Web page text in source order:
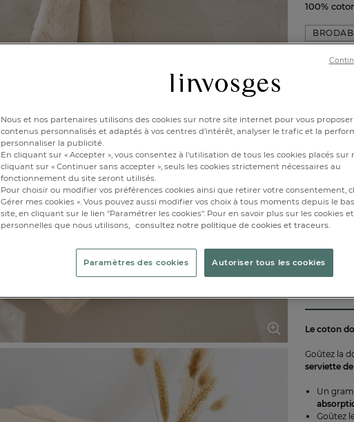
100%
Le coton
Goûtez la
serviette
Un
Goûtez
Nous et nos partenaires utilisons des cookies sur notre site internet pour vous
contenus personnalisés et adaptés à vos centres d’intérêt, analyser le trafic et la
personnaliser la publicité.
En cliquant sur « Accepter », vous consentez à l'utilisation de tous les cookies placés sur
cliquant sur « Continuer sans accepter », seuls les cookies strictement nécessaires au
fonctionnement du site seront utilisés.
Pour choisir ou modifier vos préférences cookies ainsi que retirer votre consentement,
Gérer mes cookies ». Vous pouvez aussi modifier vos choix à tous moments depuis le
site, en cliquant sur le lien "Paramétrer les cookies". Pour en savoir plus sur les cookies
personnelles que nous utilisons, consultez notre politique de cookies et traceurs.
Paramètres des cookies Autoriser tous les cookies